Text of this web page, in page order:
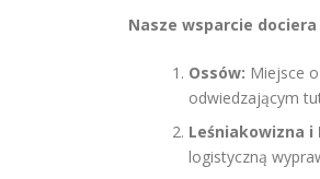
Nasze wsparcie
Ossów: Miejsce
odwiedzającym
Leśniakowizna i
logistyczną